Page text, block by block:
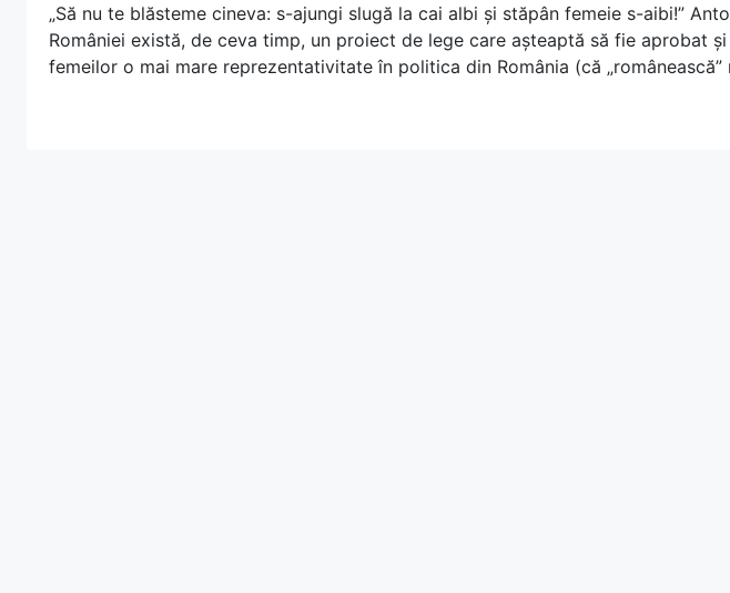
„Să nu te blăsteme cineva: s-ajungi slugă la cai albi și stăpân femeie s-aibi!”
României există, de ceva timp, un proiect de lege care așteaptă să fie aprobat
femeilor o mai mare reprezentativitate în politica din România (că „românească”